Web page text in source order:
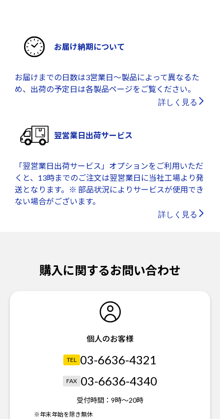
お届け納期について
お届けまでの日数は3営業日～製品によって異なるた
め、出荷の予定日は各製品ページをご覧ください。
詳しく見る
翌営業日出荷サービス
「翌営業日出荷サービス」オプションをご利用いただ
くと、13時までのご注文は翌営業日に当社工場より発
送となります。※ 部品状況によりサービスが使用でき
ない場合がございます。
詳しく見る
購入に関するお問い合わせ
個人のお客様
TEL 03-6636-4321
FAX 03-6636-4340
受付時間： 9時～20時
※年末年始を除き無休